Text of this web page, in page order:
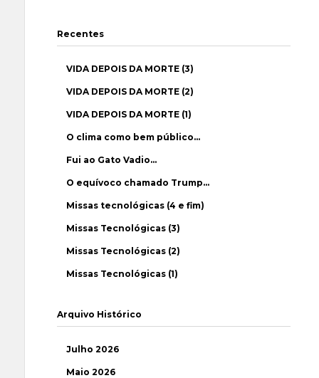
Recentes
VIDA DEPOIS DA MORTE (3)
VIDA DEPOIS DA MORTE (2)
VIDA DEPOIS DA MORTE (1)
O clima como bem público…
Fui ao Gato Vadio…
O equívoco chamado Trump…
Missas tecnológicas (4 e fim)
Missas Tecnológicas (3)
Missas Tecnológicas (2)
Missas Tecnológicas (1)
Arquivo Histórico
Julho 2026
Maio 2026